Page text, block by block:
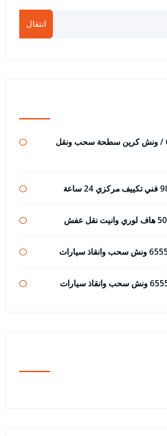
انتقال
ونش ابو حليفة رقم / 65557275 / ونش كرين سطحة سحب ونقل